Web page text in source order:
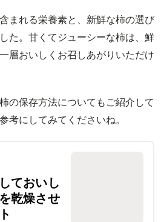
まれる栄養素と、新鮮な柿の選び
た。甘くてジューシーな柿は、鮮
層おいしくお召しあがりいただけ
の保存方法についてもご紹介して
考にしてみてくださいね。
ておいし
乾燥させ